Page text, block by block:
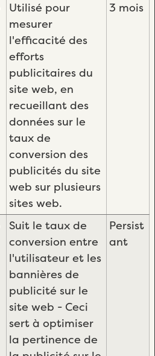
Utilisé pour
mesurer
l'efficacité des
efforts
publicitaires du
site web, en
recueillant des
données sur le
taux de
conversion des
publicités du site
web sur plusieurs
sites web.
3 mois
Suit le taux de
conversion entre
l'utilisateur et les
bannières de
publicité sur le
site web - Ceci
sert à optimiser
la pertinence de
Persist
ant